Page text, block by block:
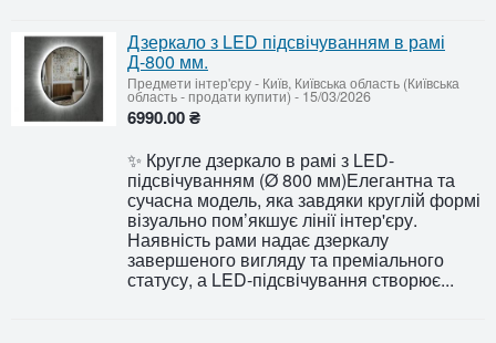
Дзеркало з LED підсвічуванням в рамі
Д-800 мм.
Предмети інтер'єру- Київ, Київська область (Київська
область - продати купити)- 15/03/2026
6990.00 ₴
✨ Кругле дзеркало в рамі з LED-
підсвічуванням (Ø 800 мм)Елегантна та
сучасна модель, яка завдяки круглій формі
візуально пом’якшує лінії інтер'єру.
Наявність рами надає дзеркалу
завершеного вигляду та преміального
статусу, а LED-підсвічування створює...